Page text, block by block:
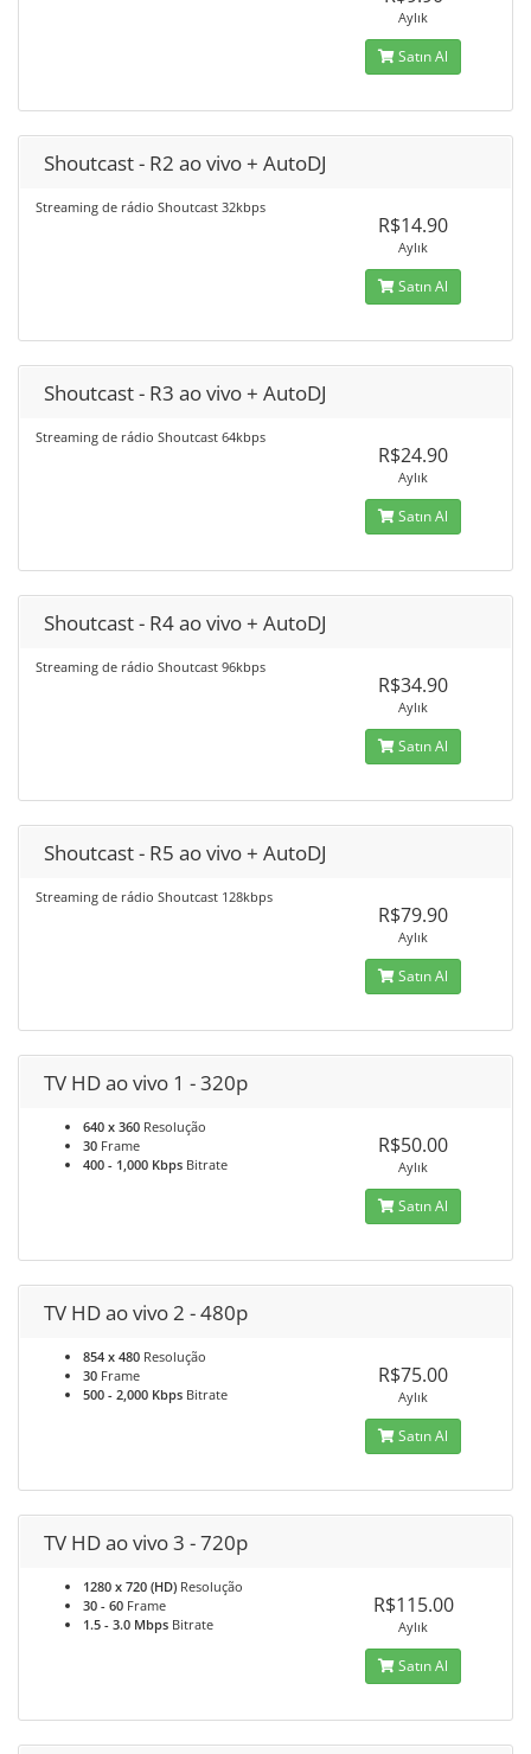
Aylık
Satın Al
Shoutcast - R2 ao vivo + AutoDJ
Streaming de rádio Shoutcast 32kbps
R$14.90
Aylık
Satın Al
Shoutcast - R3 ao vivo + AutoDJ
Streaming de rádio Shoutcast 64kbps
R$24.90
Aylık
Satın Al
Shoutcast - R4 ao vivo + AutoDJ
Streaming de rádio Shoutcast 96kbps
R$34.90
Aylık
Satın Al
Shoutcast - R5 ao vivo + AutoDJ
Streaming de rádio Shoutcast 128kbps
R$79.90
Aylık
Satın Al
TV HD ao vivo 1 - 320p
640 x 360 Resolução
30 Frame
400 - 1,000 Kbps Bitrate
R$50.00
Aylık
Satın Al
TV HD ao vivo 2 - 480p
854 x 480 Resolução
30 Frame
500 - 2,000 Kbps Bitrate
R$75.00
Aylık
Satın Al
TV HD ao vivo 3 - 720p
1280 x 720 (HD) Resolução
30 - 60 Frame
1.5 - 3.0 Mbps Bitrate
R$115.00
Aylık
Satın Al